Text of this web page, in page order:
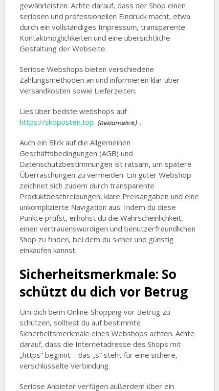
gewährleisten. Achte darauf, dass der Shop einen
seriösen und professionellen Eindruck macht, etwa
durch ein vollständiges Impressum, transparente
Kontaktmöglichkeiten und eine übersichtliche
Gestaltung der Webseite.
Seriöse Webshops bieten verschiedene
Zahlungsmethoden an und informieren klar über
Versandkosten sowie Lieferzeiten.
Lies über bedste webshops auf
https://skoposten.top
.
Auch ein Blick auf die Allgemeinen
Geschäftsbedingungen (AGB) und
Datenschutzbestimmungen ist ratsam, um spätere
Überraschungen zu vermeiden. Ein guter Webshop
zeichnet sich zudem durch transparente
Produktbeschreibungen, klare Preisangaben und eine
unkomplizierte Navigation aus. Indem du diese
Punkte prüfst, erhöhst du die Wahrscheinlichkeit,
einen vertrauenswürdigen und benutzerfreundlichen
Shop zu finden, bei dem du sicher und günstig
einkaufen kannst.
Sicherheitsmerkmale: So
schützt du dich vor Betrug
Um dich beim Online-Shopping vor Betrug zu
schützen, solltest du auf bestimmte
Sicherheitsmerkmale eines Webshops achten. Achte
darauf, dass die Internetadresse des Shops mit
„https“ beginnt – das „s“ steht für eine sichere,
verschlüsselte Verbindung.
Seriöse Anbieter verfügen außerdem über ein